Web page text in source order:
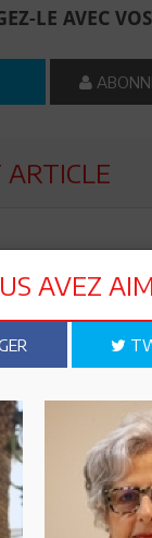
LE AVEC
AVEZ